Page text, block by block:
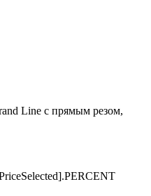
Line с прямым резом,